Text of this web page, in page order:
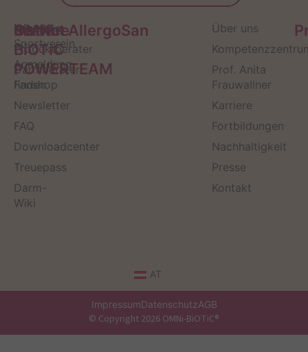
Service
Kontakt
Produktberater
Darmberater
finden
Newsletter
FAQ
Downloadcenter
Treuepass
Darm-
Wiki
OMNi-
BiOTiC
POWERTEAM
Infos zum
Sportverein
Anmeldung
Fanshop
Institut AllergoSan
Über uns
Prof. Anita
Frauwallner
Karriere
Fortbildungen
Nachhaltigkeit
Presse
Kontakt
AT
ImpressumDatenschutzAGB
© Copyright 2026 OMNi-BiOTiC®